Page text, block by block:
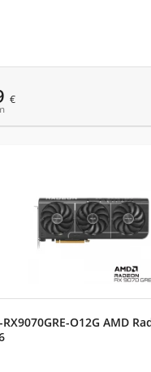
€
O12G AMD